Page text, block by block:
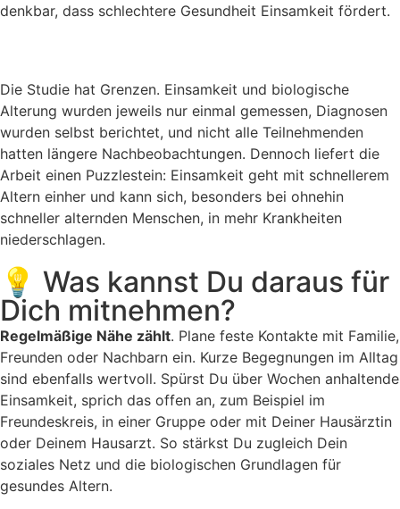
denkbar, dass schlechtere Gesundheit Einsamkeit fördert.
Die Studie hat Grenzen. Einsamkeit und biologische
Alterung wurden jeweils nur einmal gemessen, Diagnosen
wurden selbst berichtet, und nicht alle Teilnehmenden
hatten längere Nachbeobachtungen. Dennoch liefert die
Arbeit einen Puzzlestein: Einsamkeit geht mit schnellerem
Altern einher und kann sich, besonders bei ohnehin
schneller alternden Menschen, in mehr Krankheiten
niederschlagen.
💡 Was kannst Du daraus für
Dich mitnehmen?
Regelmäßige Nähe zählt. Plane feste Kontakte mit Familie,
Freunden oder Nachbarn ein. Kurze Begegnungen im Alltag
sind ebenfalls wertvoll. Spürst Du über Wochen anhaltende
Einsamkeit, sprich das offen an, zum Beispiel im
Freundeskreis, in einer Gruppe oder mit Deiner Hausärztin
oder Deinem Hausarzt. So stärkst Du zugleich Dein
soziales Netz und die biologischen Grundlagen für
gesundes Altern.